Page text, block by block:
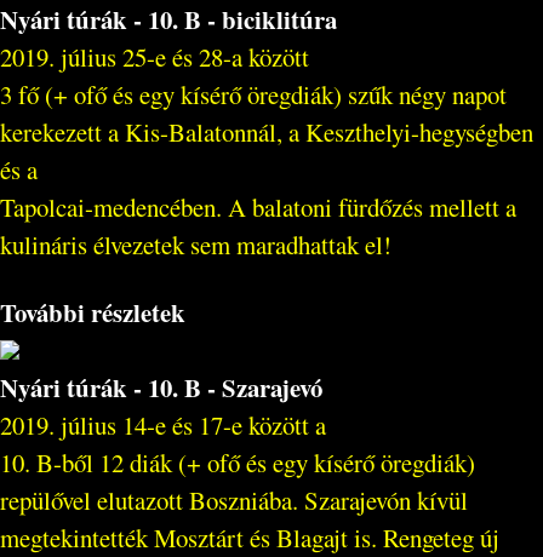
Nyári túrák - 10. B - biciklitúra
2019. július 25-e és 28-a között
3 fő (+ ofő és egy kísérő öregdiák) szűk négy napot
kerekezett a Kis-Balatonnál, a Keszthelyi-hegységben
és a
Tapolcai-medencében. A balatoni fürdőzés mellett a
kulináris élvezetek sem maradhattak el!
További részletek
Nyári túrák - 10. B - Szarajevó
2019. július 14-e és 17-e között a
10. B-ből 12 diák (+ ofő és egy kísérő öregdiák)
repülővel elutazott Boszniába. Szarajevón kívül
megtekintették Mosztárt és Blagajt is. Rengeteg új